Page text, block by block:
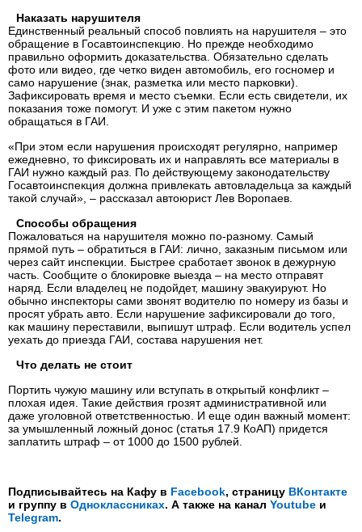
Наказать нарушителя
Единственный реальный способ повлиять на нарушителя – это
обращение в Госавтоинспекцию. Но прежде необходимо
правильно оформить доказательства. Обязательно сделать
фото или видео, где четко виден автомобиль, его госномер и
само нарушение (знак, разметка или место парковки).
Зафиксировать время и место съемки. Если есть свидетели, их
показания тоже помогут. И уже с этим пакетом нужно
обращаться в ГАИ.
«При этом если нарушения происходят регулярно, например
ежедневно, то фиксировать их и направлять все материалы в
ГАИ нужно каждый раз. По действующему законодательству
Госавтоинспекция должна привлекать автовладельца за каждый
такой случай», – рассказал автоюрист Лев Воропаев.
Способы обращения
Пожаловаться на нарушителя можно по-разному. Самый
прямой путь – обратиться в ГАИ: лично, заказным письмом или
через сайт инспекции. Быстрее сработает звонок в дежурную
часть. Сообщите о блокировке выезда – на место отправят
наряд. Если владелец не подойдет, машину эвакуируют. Но
обычно инспекторы сами звонят водителю по номеру из базы и
просят убрать авто. Если нарушение зафиксировали до того,
как машину переставили, выпишут штраф. Если водитель успел
уехать до приезда ГАИ, состава нарушения нет.
Что делать не стоит
Портить чужую машину или вступать в открытый конфликт –
плохая идея. Такие действия грозят административной или
даже уголовной ответственностью. И еще один важный момент:
за умышленный ложный донос (статья 17.9 КоАП) придется
заплатить штраф – от 1000 до 1500 рублей.
Подписывайтесь на Кафу в Facebook, страницу ВКонтакте
и группу в Одноклассниках. А также на канал Youtube и
Telegram.